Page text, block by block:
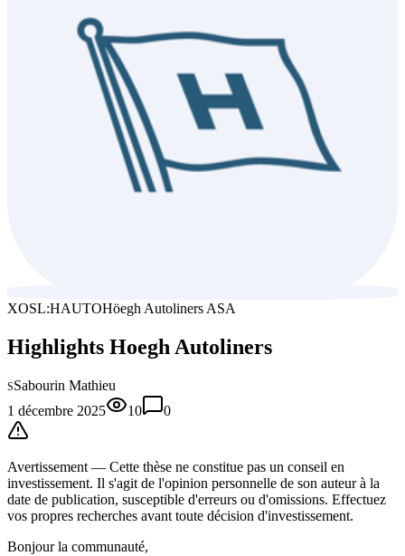
XOSL:HAUTOHöegh Autoliners ASA
Highlights Hoegh Autoliners
SSabourin Mathieu
1 décembre 2025
10 0
Avertissement — Cette thèse ne constitue pas un conseil en
investissement. Il s'agit de l'opinion personnelle de son auteur à la
date de publication, susceptible d'erreurs ou d'omissions. Effectuez
vos propres recherches avant toute décision d'investissement.
Bonjour la communauté,